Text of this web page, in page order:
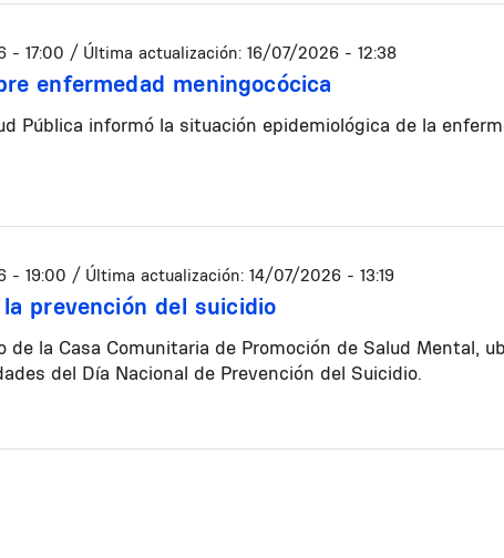
- 17:00 / Última actualización: 16/07/2026 - 12:38
enfermedad meningocócica
Pública informó la situación epidemiológica de la
- 19:00 / Última actualización: 14/07/2026 - 13:19
prevención del suicidio
de la Casa Comunitaria de Promoción de Salud Mental,
del Día Nacional de Prevención del Suicidio.